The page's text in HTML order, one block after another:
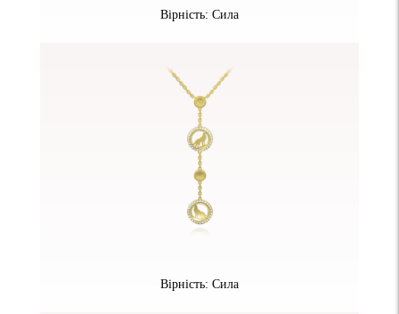
Вірність: Сила
Вірність: Сила